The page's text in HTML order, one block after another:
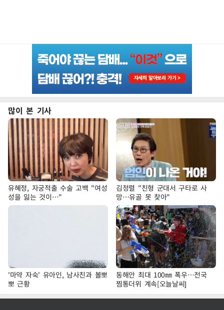
많이 본 기사
유혜정, 자궁적출 수술 고백 "여성
성을 잃는 것이…"
김정렬 "친형 군대서 구타로 사
망…유골 못 찾아"
'마약 자숙' 유아인, 남사친과 볼뽀
뽀 근황
동해안 최대 100㎜ 폭우…전국
찜통더위 계속[오늘날씨]